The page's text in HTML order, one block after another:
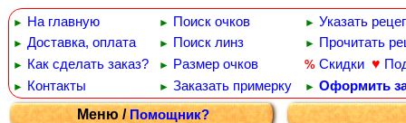
► На главную ► Поиск очков ► Указать
► Доставка, оплата ► Поиск линз ► Прочитать
► Как сделать заказ? ► Размер очков % Скидки ♥
► Контакты ► Заказать примерку ► Оформить
Меню /Помощник?